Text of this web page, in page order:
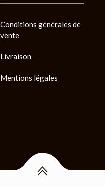
Conditions générales de
vente
Livraison
Mentions légales